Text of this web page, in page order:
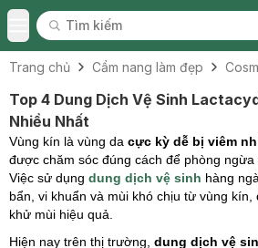
Toggle Menu
Tìm kiếm
Tìm kiếm
Trang chủ Cẩm nang làm đẹp
Top 4 Dung Dịch Vệ Sinh
Nhiều Nhất
Vùng kín là vùng da cực kỳ dễ bị viêm
được chăm sóc đúng cách để phòng ngừa
Việc sử dụng dung dịch vệ sinh hàng
bẩn, vi khuẩn và mùi khó chịu từ vùng kín,
khử mùi hiệu quả.
Hiện nay trên thị trường, dung dịch vệ